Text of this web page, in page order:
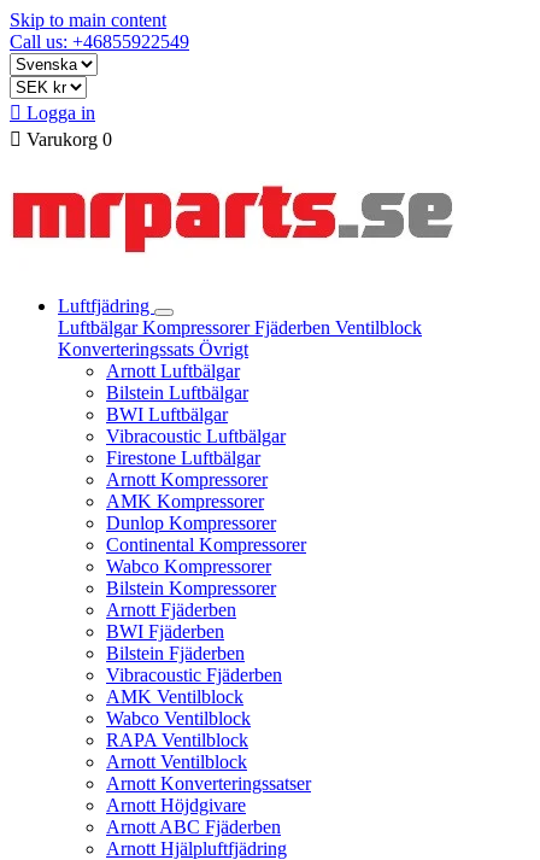
Skip to main content
Call us: +46855922549
 Logga in
 Varukorg 0
Luftfjädring
LuftbälgarKompressorerFjäderben Ventilblock
Konverteringssats Övrigt
Arnott Luftbälgar
Bilstein Luftbälgar
BWI Luftbälgar
Vibracoustic Luftbälgar
Firestone Luftbälgar
Arnott Kompressorer
AMK Kompressorer
Dunlop Kompressorer
Continental Kompressorer
Wabco Kompressorer
Bilstein Kompressorer
Arnott Fjäderben
BWI Fjäderben
Bilstein Fjäderben
Vibracoustic Fjäderben
AMK Ventilblock
Wabco Ventilblock
RAPA Ventilblock
Arnott Ventilblock
Arnott Konverteringssatser
Arnott Höjdgivare
Arnott ABC Fjäderben
Arnott Hjälpluftfjädring